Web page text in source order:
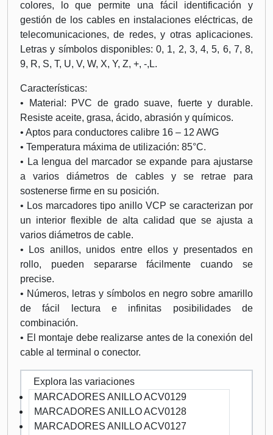
colores, lo que permite una fácil identificación y
gestión de los cables en instalaciones eléctricas, de
telecomunicaciones, de redes, y otras aplicaciones.
Letras y símbolos disponibles: 0, 1, 2, 3, 4, 5, 6, 7, 8,
9, R, S, T, U, V, W, X, Y, Z, +, -,L.
Características:
• Material: PVC de grado suave, fuerte y durable.
Resiste aceite, grasa, ácido, abrasión y químicos.
• Aptos para conductores calibre 16 – 12 AWG
• Temperatura máxima de utilización: 85°C.
• La lengua del marcador se expande para ajustarse
a varios diámetros de cables y se retrae para
sostenerse firme en su posición.
• Los marcadores tipo anillo VCP se caracterizan por
un interior flexible de alta calidad que se ajusta a
varios diámetros de cable.
• Los anillos, unidos entre ellos y presentados en
rollo, pueden separarse fácilmente cuando se
precise.
• Números, letras y símbolos en negro sobre amarillo
de fácil lectura e infinitas posibilidades de
combinación.
• El montaje debe realizarse antes de la conexión del
cable al terminal o conector.
Explora las variaciones
MARCADORES ANILLO ACV0129
MARCADORES ANILLO ACV0128
MARCADORES ANILLO ACV0127